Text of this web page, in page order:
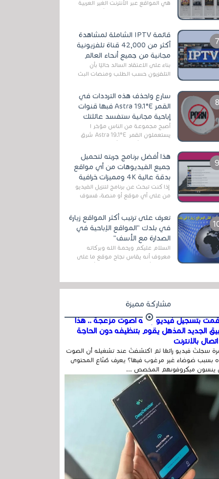
هي المواقع عبر الأنترنت الغير العربية
التي تقدم خدمة تحميل الأفلام على
قائمة IPTV الشاملة لمشاهدة
أكثر من 42,000 قناة تلفزيونية
مجانية من جميع أنحاء العالم
بناءً على الاعتقاد السائد حاليًا بأن
التلفزيون حسب الطلب ومنصات البث
سارع واحذف هذه الترددات في
القمر Astra 19.1°E فبها قنوات
إباحية مجانية ستفسد عائلتك
أصبح مجموعة من الناس مؤخر ا
يستعملون القمر Astra 19.1°E شرق
وذلك بسبب أن هذا الأخير يتوفرعلى
قنوات مميزة جدا تنقل العديد من البرامج
اله...
هذا أفضل برنامج جربته لتحميل
جميع الفيديوهات من أي مواقع
بدقة عالية 4K ومميزات خرافية
إذا كنت تبحث عن برنامج لتنزيل الفيديو
من على أي موقع أو منصة، فسوف
الخاصة بالبرامج والتطبيقات في هذا
المج...
تعرف على ترتيب أكثر المواقع زيارة
في بلدك "المواقع الإباحية في
الصدارة مع الأسف"
السلام عليكم ورحمة الله وبركاته
معروف أنه يقاس نجاح موقع ما على
في...
مشاركة مميزة
بتسجيل فيديو وفيه أصوت مزعجة .. هذا
الجديد المذهل يقوم بتنظيفه دون الحاجة
بالإنترنت
سجلتَ فيديو رائعًا ثم اكتشفتَ عند تشغيله أن الصوت
بسبب ضوضاء غير مرغوب فيها؟ يعرف صُنّاع المحتوى
ينسون ميكروفونهم المخصص ...